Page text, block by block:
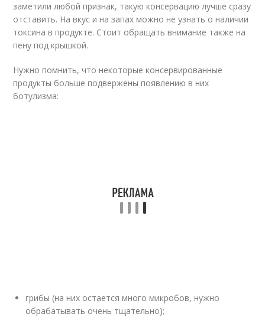
заметили любой признак, такую консервацию лучше сразу
отставить. На вкус и на запах можно не узнать о наличии
токсина в продукте. Стоит обращать внимание также на
пену под крышкой.
Нужно помнить, что некоторые консервированные
продукты больше подвержены появлению в них
ботулизма:
грибы (на них остается много микробов, нужно
обрабатывать очень тщательно);